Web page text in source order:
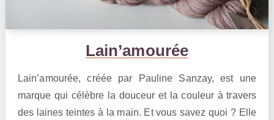
Lain’amourée
Lain’amourée, créée par Pauline Sanzay, est une
marque qui célèbre la douceur et la couleur à travers
des laines teintes à la main. Et vous savez quoi ? Elle